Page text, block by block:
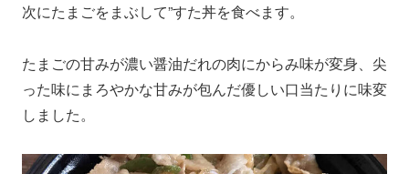
次にたまごをまぶして”すた丼を食べます。
たまごの甘みが濃い醤油だれの肉にからみ味が変身、尖
った味にまろやかな甘みが包んだ優しい口当たりに味変
しました。